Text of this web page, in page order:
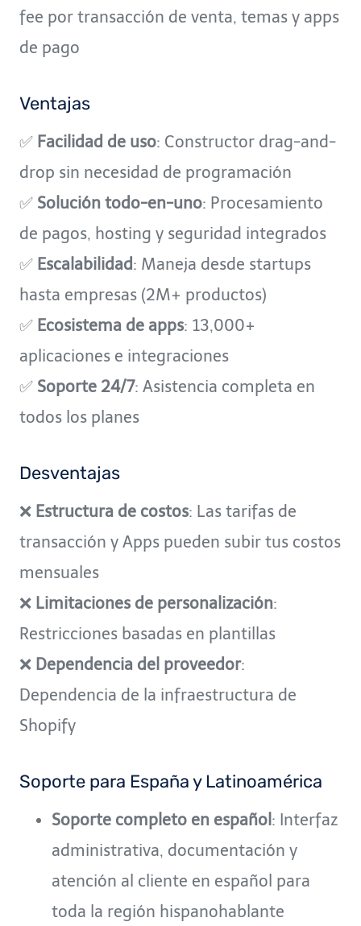
fee por transacción de venta, temas y apps
de pago
Ventajas
✅ Facilidad de uso: Constructor drag-and-
drop sin necesidad de programación
✅ Solución todo-en-uno: Procesamiento
de pagos, hosting y seguridad integrados
✅ Escalabilidad: Maneja desde startups
hasta empresas (2M+ productos)
✅ Ecosistema de apps: 13,000+
aplicaciones e integraciones
✅ Soporte 24/7: Asistencia completa en
todos los planes
Desventajas
❌ Estructura de costos: Las tarifas de
transacción y Apps pueden subir tus costos
mensuales
❌ Limitaciones de personalización:
Restricciones basadas en plantillas
❌ Dependencia del proveedor:
Dependencia de la infraestructura de
Shopify
Soporte para España y Latinoamérica
Soporte completo en español : Interfaz
administrativa, documentación y
atención al cliente en español para
toda la región hispanohablante